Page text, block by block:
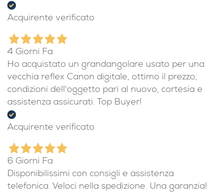
Acquirente verificato
4 Giorni Fa
Ho acquistato un grandangolare usato per una
vecchia reflex Canon digitale, ottimo il prezzo,
condizioni dell'oggetto pari al nuovo, cortesia e
assistenza assicurati. Top Buyer!
Acquirente verificato
6 Giorni Fa
Disponibilissimi con consigli e assistenza
telefonica. Veloci nella spedizione. Una garanzia!